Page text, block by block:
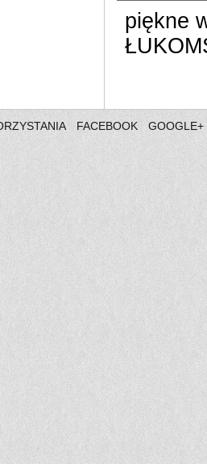
piękne
FACEBOOK GOOGLE+